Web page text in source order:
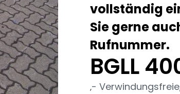
vollständig
Sie gerne
Rufnummer.
BGLL
‚-